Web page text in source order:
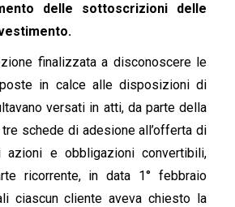
delle sottoscrizioni delle
finalizzata a disconoscere le
in calce alle disposizioni di
versati in atti, da parte della
schede di adesione all’offerta di
azioni e obbligazioni convertibili,
ricorrente, in data 1° febbraio
ciascun cliente aveva chiesto la